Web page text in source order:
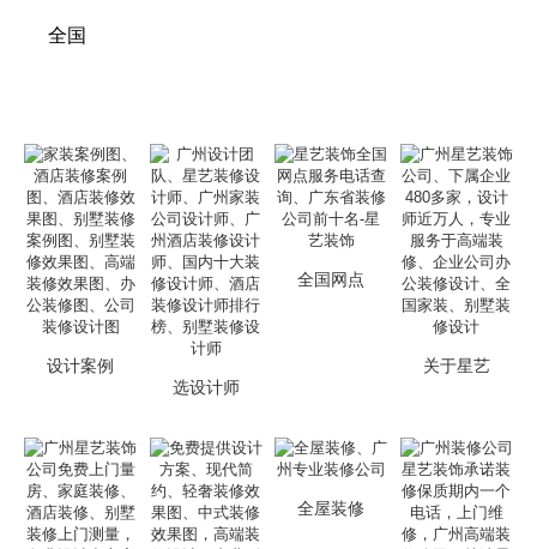
全国
设计案例
选设计师
全国网点
关于星艺
全屋装修